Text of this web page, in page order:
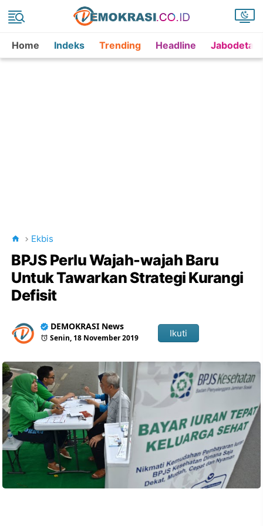
Home Indeks Trending Headline
Ekbis
BPJS Perlu Wajah-wajah Baru
Untuk Tawarkan Strategi Kurangi
Defisit
DEMOKRASI News
Senin, 18 November 2019 Ikuti